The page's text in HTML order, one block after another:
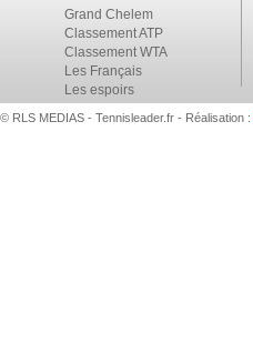
Grand Chelem
Classement ATP
Classement WTA
Les Français
Les espoirs
© RLS MEDIAS - Tennisleader.fr - Réalisation :